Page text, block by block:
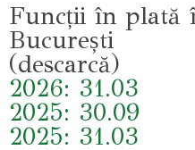
Funcții în plată
București
(descarcă)
2026: 31.03
2025: 30.09
2025: 31.03